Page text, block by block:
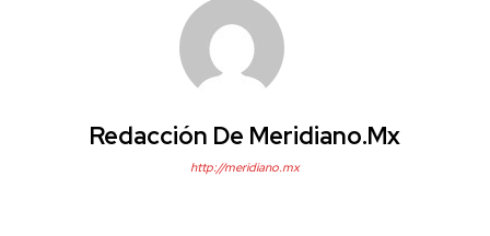
Redacción De Meridiano.mx
http://meridiano.mx